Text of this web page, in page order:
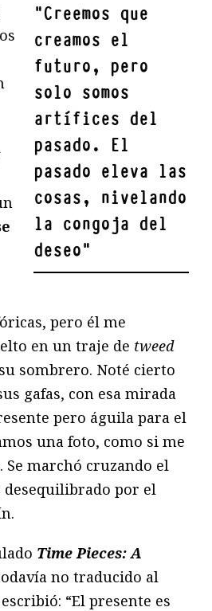
"Creemos que
creamos el
futuro, pero
solo somos
artífices del
pasado. El
pasado eleva las
cosas, nivelando
la congoja del
deseo"
pero él me
en un traje de tweed
sombrero. Noté cierto
gafas, con esa mirada
pero águila para el
una foto, como si me
marchó cruzando el
desequilibrado por el
Time Pieces: A
no traducido al
“El presente es